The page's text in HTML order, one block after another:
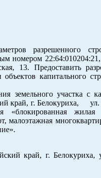
разрешенного
номером
13. Предоставить
капитального
земельного участка с
край, г. Белокуриха, ул.
жилая
малоэтажная
край, г. Белокуриха,